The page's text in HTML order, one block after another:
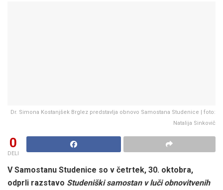
Dr. Simona Kostanjšek Brglez predstavlja obnovo Samostana Studenice | foto:
Natalija Sinkovič
0
DELI
V Samostanu Studenice so v četrtek, 30. oktobra,
odprli razstavo Studeniški samostan v luči obnovitvenih